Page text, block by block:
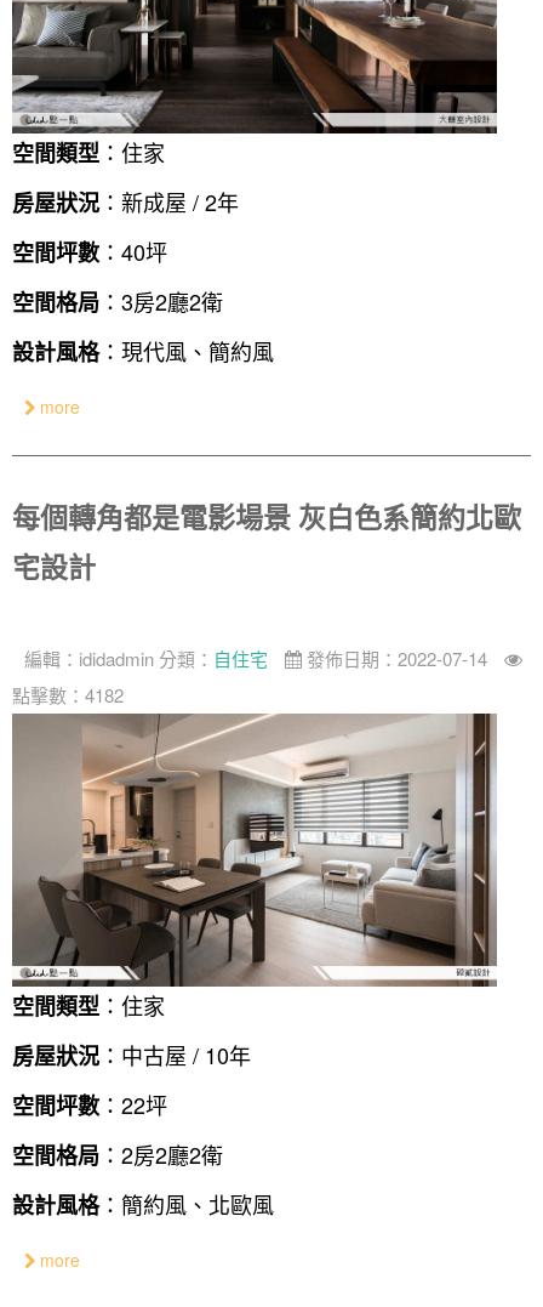
空間類型 ：住家
房屋狀況 ：新成屋 / 2年
空間坪數 ：40坪
空間格局 ：3房2廳2衛
設計風格：現代風、簡約風
more
每個轉角都是電影場景 灰白色系簡約北歐
宅設計
編輯： ididadmin 分類： 自住宅
發佈日期：2022-07-14
點擊數：4182
空間類型 ：住家
房屋狀況 ：中古屋 / 10年
空間坪數 ：22坪
空間格局 ：2房2廳2衛
設計風格：簡約風、北歐風
more
其他
31~50坪
51坪以上
簡約
休閒
北歐
古典
鄉村
工業
奢華
日式
中式
美式
150萬以內
151萬~250萬
251萬以上
桃園 新竹 竹北
台中
台南 高雄
虛擬線上裝潢
房屋仲介方案
室內設計師方案
傢俱建材商方案
一般屋主方案
裝潢輕鬆點
2房2聽 - 基本版
2房2廳 - 精裝版
3房2聽 - 基本版
3房2廳 - 精裝版
居家風水
老屋翻新
主題精選
設計知識+
國外案例
設計私房話
北部
台北市
新北市
桃園市
新竹市
基隆市
徵設計師